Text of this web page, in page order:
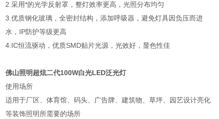
2.采用*的光学反射罩，整灯效率更高，光照分布均匀
3.优质钢化玻璃，全密封结构，添加呼吸器，避免灯具因负压而进
水，IP防护等级更高
4.IC恒流驱动，优质SMD贴片光源，光效好，显色性佳
佛山照明超炫二代100W白光LED泛光灯
使用场所
适用于厂区、体育馆、码头、广告牌、建筑物、草坪、园艺设计亮化
等装饰照明所需要的场所